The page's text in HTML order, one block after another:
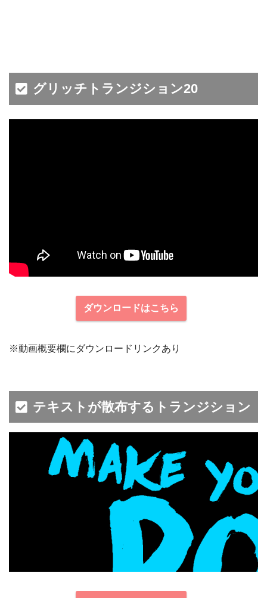
グリッチトランジション20
ダウンロードはこちら
※動画概要欄にダウンロードリンクあり
テキストが散布するトランジション